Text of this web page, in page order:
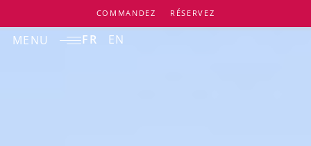
COMMANDEZ RÉSERVEZ
MENU FR EN